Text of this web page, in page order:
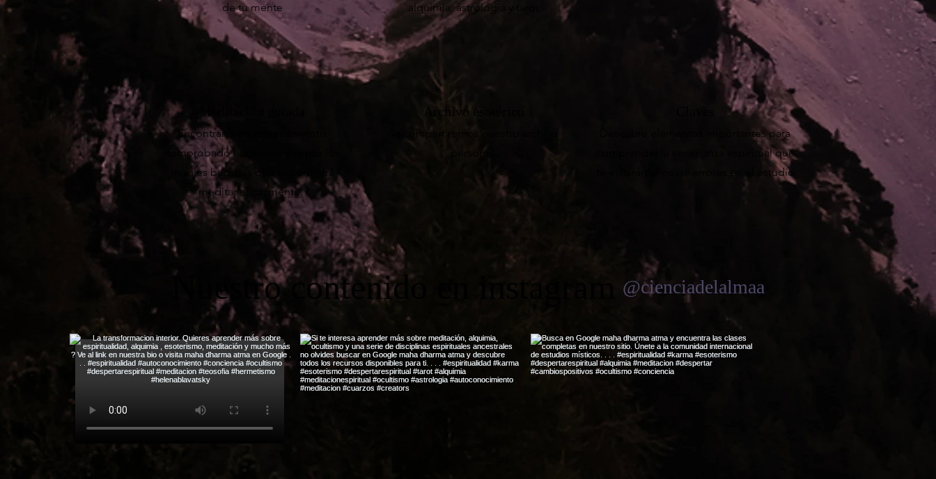
de tu mente
alquimia, astrología y tarot
Encontrarás un entrenamiento
comprobado hace milenios por los
monjes budistas que te permitirá
meditar eficazmente.
Archivo esotérico
Te compartiremos nuestro archivo
Descubre elementos importantes para
comprender la enseñanza espiritual que
te evitarán años de errores en el estudio
Nuestro contenido en instagram @cienciadelalmaa